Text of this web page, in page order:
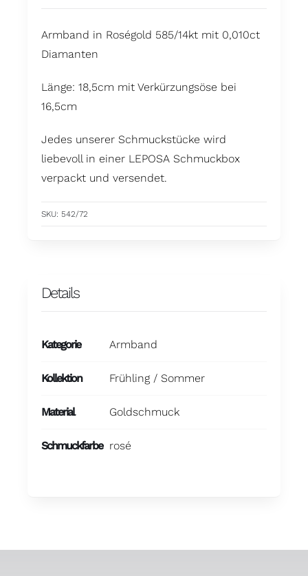
Armband in Roségold 585/14kt mit 0,010ct
Diamanten
Länge: 18,5cm mit Verkürzungsöse bei
16,5cm
Jedes unserer Schmuckstücke wird
liebevoll in einer LEPOSA Schmuckbox
verpackt und versendet.
SKU: 542/72
Details
Kategorie Armband
Kollektion Frühling / Sommer
Material Goldschmuck
Schmuckfarbe rosé